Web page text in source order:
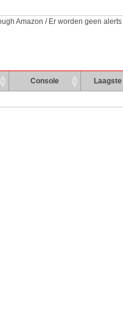
Amazon / Er worden geen
Console